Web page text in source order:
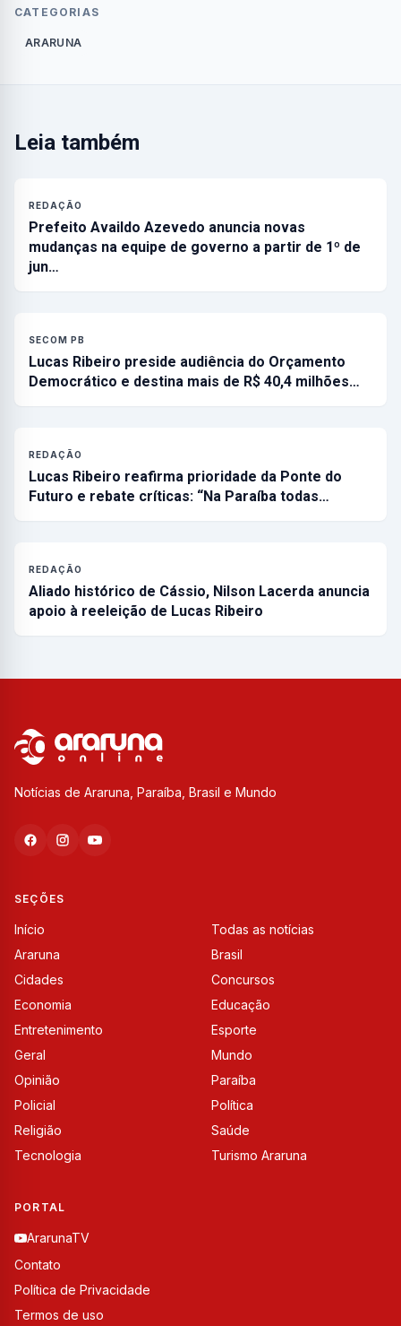
CATEGORIAS
ARARUNA
Leia também
REDAÇÃO
Prefeito Availdo Azevedo anuncia novas
mudanças na equipe de governo a partir de 1º de
jun…
SECOM PB
Lucas Ribeiro preside audiência do Orçamento
Democrático e destina mais de R$ 40,4 milhões…
REDAÇÃO
Lucas Ribeiro reafirma prioridade da Ponte do
Futuro e rebate críticas: “Na Paraíba todas…
REDAÇÃO
Aliado histórico de Cássio, Nilson Lacerda anuncia
apoio à reeleição de Lucas Ribeiro
Notícias de Araruna, Paraíba, Brasil e Mundo
SEÇÕES
Início
Todas as notícias
Araruna
Brasil
Cidades
Concursos
Economia
Educação
Entretenimento
Esporte
Geral
Mundo
Opinião
Paraíba
Policial
Política
Religião
Saúde
Tecnologia
Turismo Araruna
PORTAL
ArarunaTV
Contato
Política de Privacidade
Termos de uso